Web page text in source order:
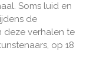
Soms luid en
de
deze verhalen te
op 18